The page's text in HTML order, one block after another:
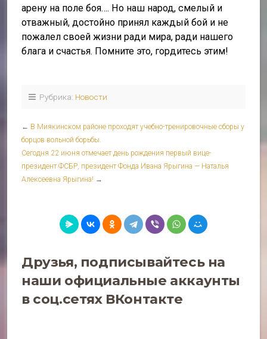
арену на поле боя…. Но наш народ, смелый и
отважный, достойно принял каждый бой и не
пожалел своей жизни ради мира, ради нашего
блага и счастья. Помните это, гордитесь этим!
Рубрика: Новости
← В Миякинском районе проходят учебно-тренировочные сборы у
борцов вольной борьбы.
Сегодня 22 июня отмечает день рождения первый вице-
президент ФСБР, президент Фонда Ивана Ярыгина — Наталья
Алексеевна Ярыгина! →
Друзья, подписывайтесь на
наши официальные аккаунты
в соц.сетях ВКонтакте